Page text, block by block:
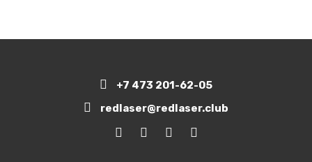
+7 473 201-62-05
redlaser@redlaser.club